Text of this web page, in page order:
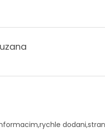
je 5 z 5 hvězdiček.
je 5 z 5 hvězdiček.
je 5 z 5 hvězdiček.